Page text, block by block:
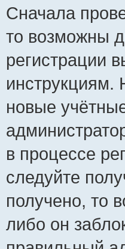
Сначала
то возможны
регистрации
инструкциям.
новые
в процессе
следуйте
получено, то
либо он